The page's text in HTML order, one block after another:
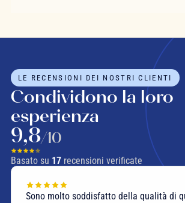
LE RECENSIONI DEI NOSTRI CLIENTI
Condividono la loro
esperienza
9,8/10
Basato su 17recensioni verificate
Sono molto soddisfatto della qualità di